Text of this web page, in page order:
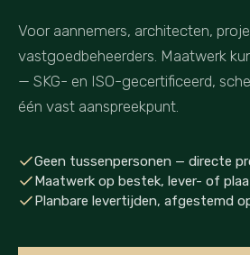
Voor aannemers, architecten,
vastgoedbeheerders. Maatwerk
— SKG- en ISO-gecertificeerd,
één vast aanspreekpunt.
Geen tussenpersonen — directe
Maatwerk op bestek, lever- of
Planbare levertijden, afgestemd